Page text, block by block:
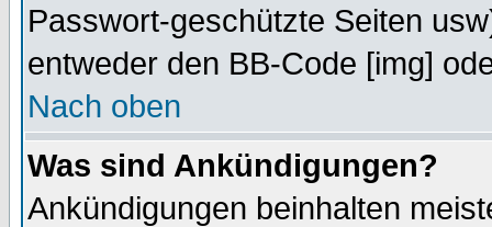
Passwort-geschützte Seiten
entweder den BB-Code [img]
Nach oben
Was sind Ankündigungen?
Ankündigungen beinhalten